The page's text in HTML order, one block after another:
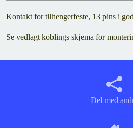
Kontakt for tilhengerfeste, 13 pins i
Se vedlagt koblings skjema for
Del med